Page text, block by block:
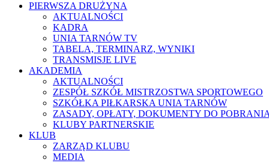
PIERWSZA DRUŻYNA
AKTUALNOŚCI
KADRA
UNIA TARNÓW TV
TABELA, TERMINARZ, WYNIKI
TRANSMISJE LIVE
AKADEMIA
AKTUALNOŚCI
ZESPÓŁ SZKÓŁ MISTRZOSTWA SPORTOWEGO
SZKÓŁKA PIŁKARSKA UNIA TARNÓW
ZASADY, OPŁATY, DOKUMENTY DO POBRANIA
KLUBY PARTNERSKIE
KLUB
ZARZĄD KLUBU
MEDIA